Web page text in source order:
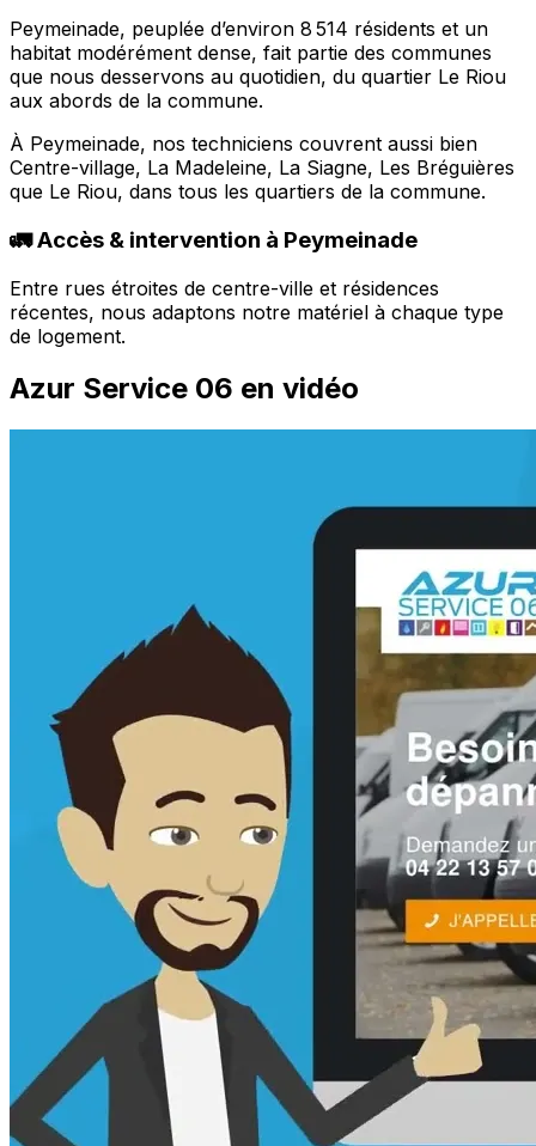
Peymeinade, peuplée d’environ 8 514 résidents et un
habitat modérément dense, fait partie des communes
que nous desservons au quotidien, du quartier Le Riou
aux abords de la commune.
À Peymeinade, nos techniciens couvrent aussi bien
Centre-village, La Madeleine, La Siagne, Les Bréguières
que Le Riou, dans tous les quartiers de la commune.
🚛 Accès & intervention à Peymeinade
Entre rues étroites de centre-ville et résidences
récentes, nous adaptons notre matériel à chaque type
de logement.
Azur Service 06 en vidéo